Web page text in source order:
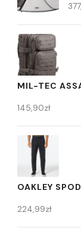
MIL-TEC
145,90zł
OAKLEY
224,99zł